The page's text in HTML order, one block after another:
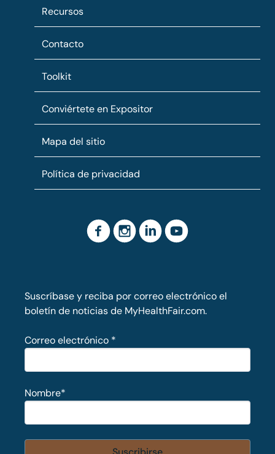
Recursos
Contacto
Toolkit
Conviértete en Expositor
Mapa del sitio
Política de privacidad
Suscríbase y reciba por correo electrónico el
boletín de noticias de MyHealthFair.com.
Correo electrónico *
Nombre*